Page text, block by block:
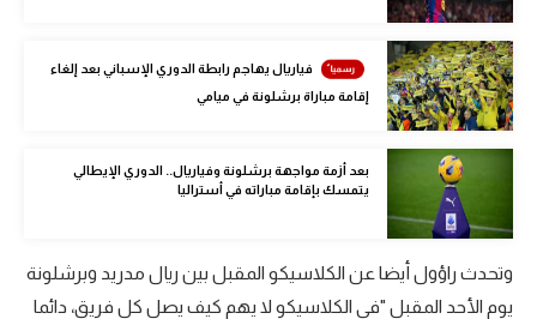
حكايات في الجول
كويز في الجول
فيديو في الجول
فياريال يهاجم رابطة الدوري الإسباني بعد إلغاء
إقامة مباراة برشلونة في ميامي
بعد أزمة مواجهة برشلونة وفياريال.. الدوري الإيطالي
يتمسك بإقامة مباراته في أستراليا
وتحدث راؤول أيضا عن الكلاسيكو المقبل بين ريال مدريد وبرشلونة
يوم الأحد المقبل "في الكلاسيكو لا يهم كيف يصل كل فريق، دائما